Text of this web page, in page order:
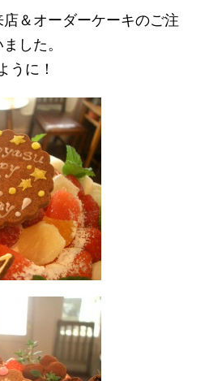
＆オーダーケーキのご注
した。
うに！